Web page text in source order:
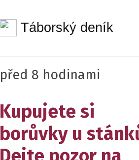
Táborský deník
před 8 hodinami
Kupujete si
borůvky u